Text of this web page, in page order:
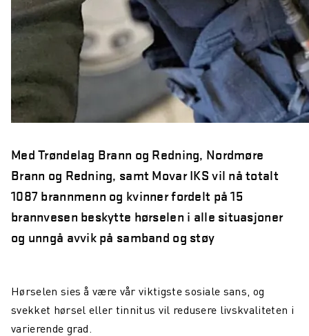
Med Trøndelag Brann og Redning, Nordmøre
Brann og Redning, samt Movar IKS vil nå totalt
1087 brannmenn og kvinner fordelt på 15
brannvesen beskytte hørselen i alle situasjoner
og unngå avvik på samband og støy
Hørselen sies å være vår viktigste sosiale sans, og
svekket hørsel eller tinnitus vil redusere livskvaliteten i
varierende grad.